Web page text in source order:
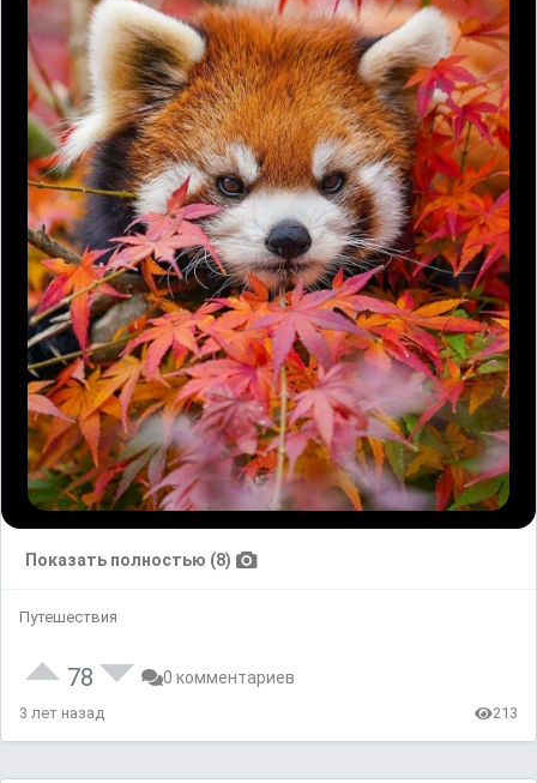
Показать полностью (8)
Путешествия
78 0 комментариев
3 лет назад 213